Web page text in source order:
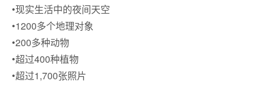
•现实生活中的夜间天空
•1200多个地理对象
•200多种动物
•超过400种植物
•超过1,700张照片